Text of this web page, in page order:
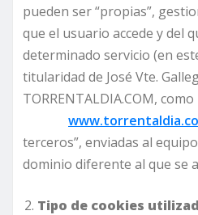
pueden ser “propias”,
que el usuario accede y del
determinado servicio (en
titularidad de José Vte.
TORRENTALDIA.COM,
terceros”, enviadas al
dominio diferente al que se
Tipo de cookies